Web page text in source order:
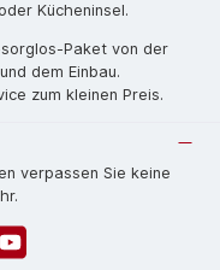
Kücheninsel.
Pa­ket von der
dem Einbau.
zum kleinen Preis.
verpassen Sie keine